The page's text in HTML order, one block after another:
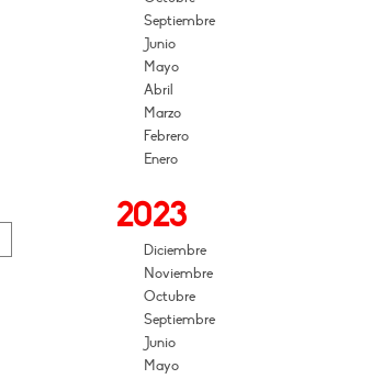
Septiembre
Junio
Mayo
Abril
Marzo
Febrero
Enero
2023
Diciembre
Noviembre
Octubre
Septiembre
Junio
Mayo